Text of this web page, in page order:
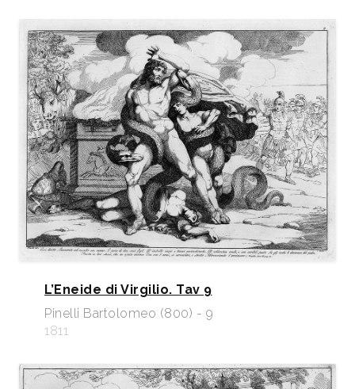
L’Eneide di Virgilio. Tav 9
Pinelli Bartolomeo (800) - 9
1811